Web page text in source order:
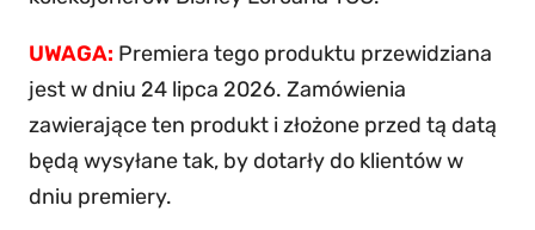
s
n
e
y
L
UWAGA: Premiera tego produktu przewidziana
jest w dniu 24 lipca 2026. Zamówienia
zawierające ten produkt i złożone przed tą datą
będą wysyłane tak, by dotarły do klientów w
dniu premiery.